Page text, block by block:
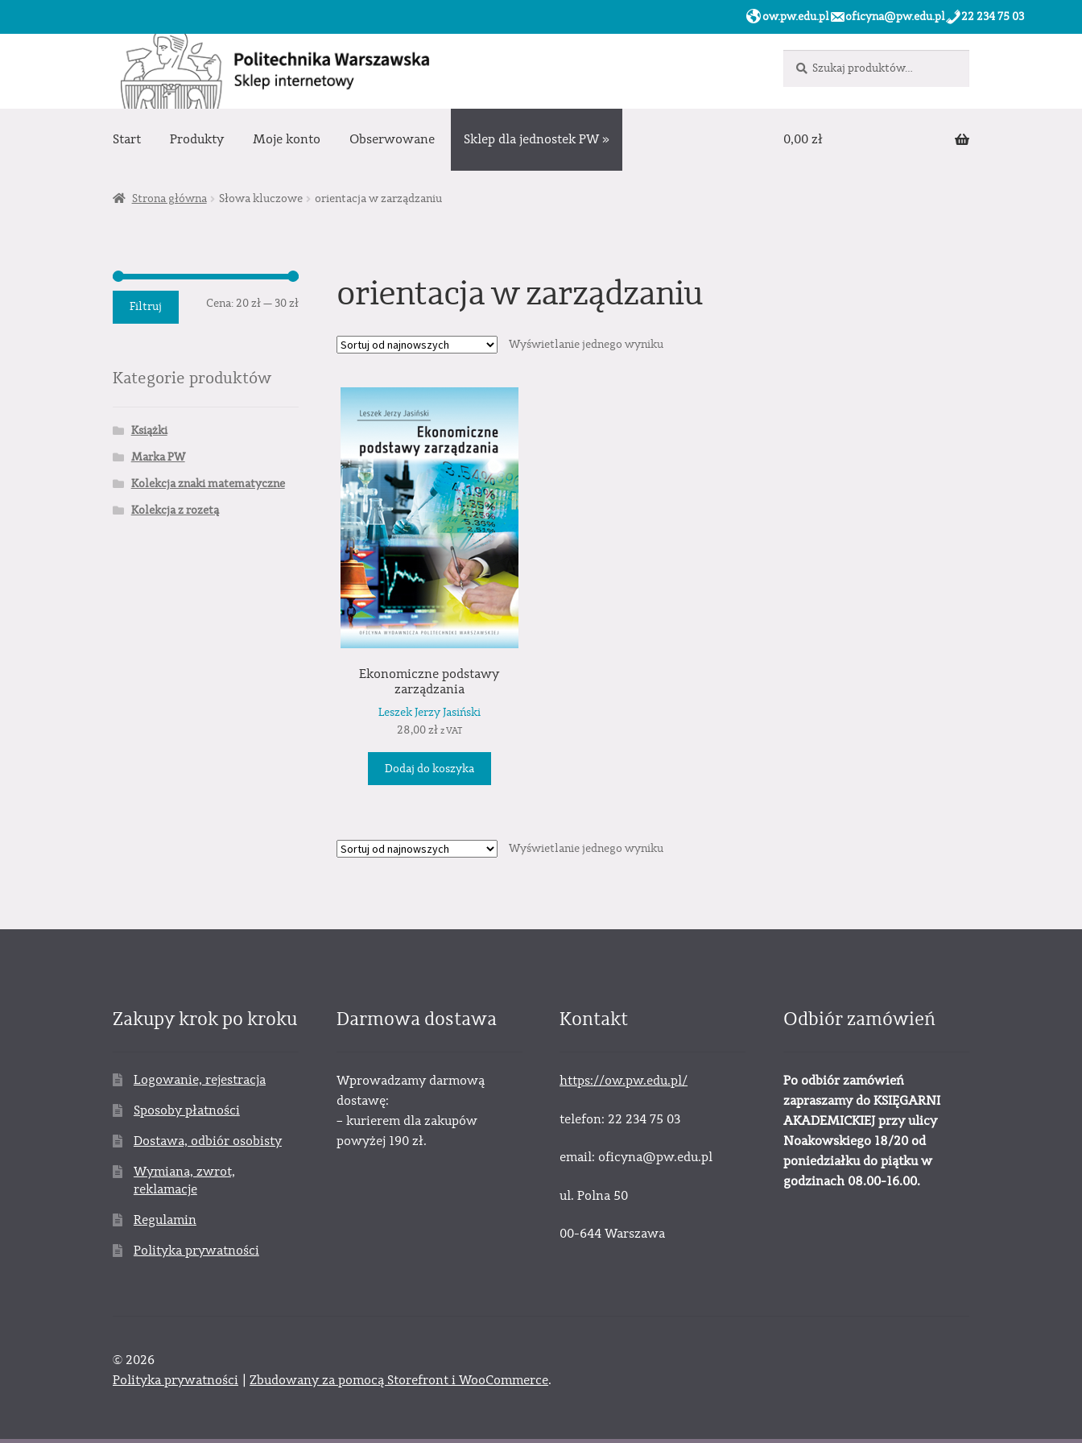
ow.pw.edu.pl oficyna@pw.edu.pl 22 234 75 03
Przejdź
nawigacji
Przejdź
treści
Start Produkty Moje konto Obserwowane Sklep dla jednostek PW » 0,00 zł
Strona główna Słowa kluczowe orientacja w zarządzaniu
orientacja w zarządzaniu
Wyświetlanie jednego wyniku
Ekonomiczne podstawy
zarządzania
Leszek Jerzy Jasiński
28,00zł z VAT
Dodaj do koszyka
Wyświetlanie jednego wyniku
Cena
Cena
Filtruj Cena:20 zł— 30 zł
Kategorie produktów
Książki
Marka PW
Kolekcja znaki matematyczne
Kolekcja z rozetą
Zakupy krok po kroku
Logowanie, rejestracja
Sposoby płatności
Dostawa, odbiór osobisty
Wymiana, zwrot,
reklamacje
Regulamin
Polityka prywatności
Darmowa dostawa
Wprowadzamy darmową
dostawę:
– kurierem dla zakupów
powyżej 190 zł.
Kontakt
https://ow.pw.edu.pl/
telefon: 22 234 75 03
email: oficyna@pw.edu.pl
ul. Polna 50
00-644 Warszawa
Odbiór zamówień
Po odbiór zamówień
zapraszamy do KSIĘGARNI
AKADEMICKIEJ przy ulicy
Noakowskiego 18/20 od
poniedziałku do piątku w
godzinach 08.00-16.00.
© 2026
Polityka prywatności
Zbudowany za pomocą Storefront i WooCommerce.